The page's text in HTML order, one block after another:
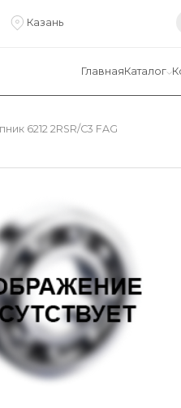
Казань
ГлавнаяКаталог
6212 2RSR/C3 FAG